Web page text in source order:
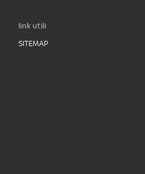
link utili
SITEMAP